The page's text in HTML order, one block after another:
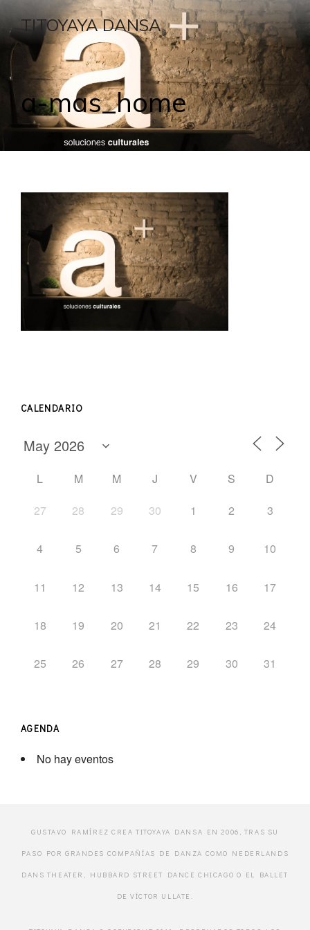
TITOYAYA DANSA
a-mas_home
CALENDARIO
L M M J V S
D
27
28 29 30 1 2 3
4 5 6 7 8 9 10
11 12 13 14 15 16 17
18 19 20 21 22 23 24
25 26 27 28 29 30 31
AGENDA
No hay eventos
GUSTAVO RAMÍREZ CREA TITOYAYA DANSA EN 2006, TRAS SU
PASO POR GRANDES COMPAÑÍAS DE DANZA COMO NEDERLANDS
DANS THEATER, HUBBARD STREET DANCE CHICAGO O EL BALLET
DE VÍCTOR ULLATE.